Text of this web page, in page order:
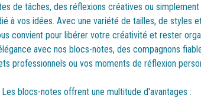
de tâches, des réflexions créatives ou
à vos idées. Avec une variété de tailles, de styles
convient pour libérer votre créativité et rester
avec nos blocs-notes, des compagnons
professionnels ou vos moments de réflexion
Les blocs-notes offrent une multitude d'avantages :